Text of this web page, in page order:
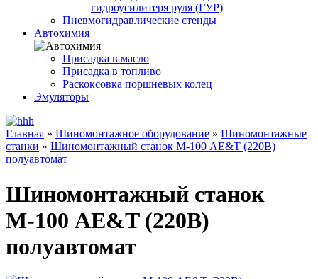
гидроусилитеря руля (ГУР)
Пневмогидравлические стенды
Автохимия
Присадка в масло
Присадка в топливо
Раскоксовка поршневых колец
Эмуляторы
Главная » Шиномонтажное оборудование » Шиномонтажные
станки » Шиномонтажный станок М-100 AE&T (220В)
полуавтомат
Шиномонтажный станок
М-100 AE&T (220В)
полуавтомат